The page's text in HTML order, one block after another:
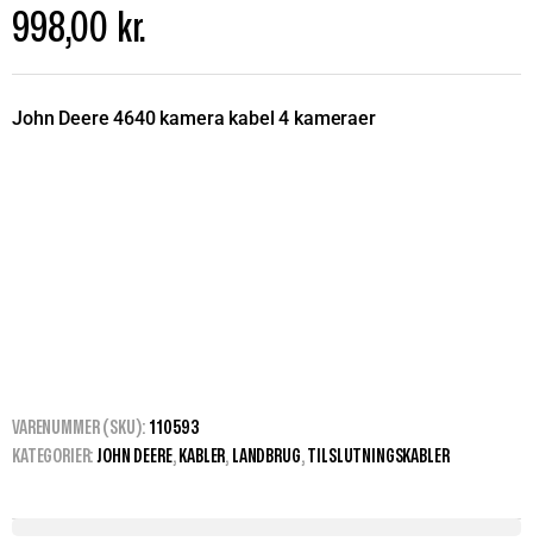
998,00 kr.
John Deere 4640 kamera kabel 4 kameraer
VARENUMMER (SKU): 110593
KATEGORIER:JOHN DEERE, KABLER, LANDBRUG,TILSLUTNINGSKABLER